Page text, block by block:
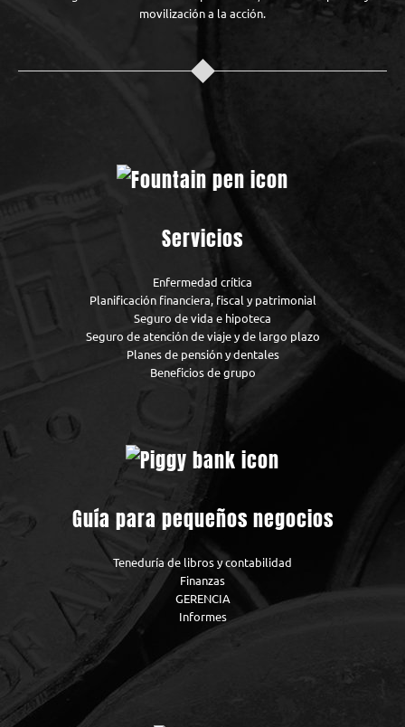
movilización a la acción.
Servicios
Enfermedad crítica
Planificación financiera, fiscal y patrimonial
Seguro de vida e hipoteca
Seguro de atención de viaje y de largo plazo
Planes de pensión y dentales
Beneficios de grupo
Guía para pequeños negocios
Teneduría de libros y contabilidad
Finanzas
GERENCIA
Informes